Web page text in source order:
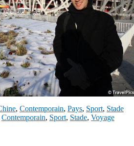
, Contemporain, Pays, Sport, Stade
Contemporain, Sport, Stade, Voyage